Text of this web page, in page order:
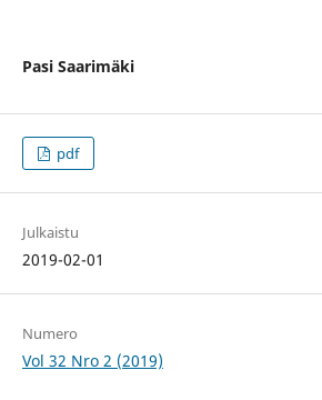
Pasi Saarimäki
pdf
Julkaistu
2019-02-01
Numero
Vol 32 Nro 2 (2019)